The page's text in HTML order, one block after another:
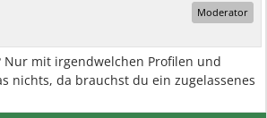
Moderator
Nur mit irgendwelchen Profilen und
nichts, da brauchst du ein zugelassenes